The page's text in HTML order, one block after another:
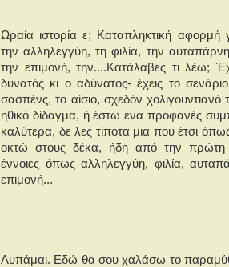
Ωραία ιστορία ε; Καταπληκτική αφορμή
την αλληλεγγύη, τη φιλία, την
την επιμονή, την....Κατάλαβες τι λέω;
δυνατός κι ο αδύνατος- έχεις το
σασπένς, το αίσιο, σχεδόν χολιγουντιανό
ηθικό δίδαγμα, ή έστω ένα προφανές
καλύτερα, δε λες τίποτα μια που έτσι
οκτώ στους δέκα, ήδη από την πρώτη
έννοιες όπως αλληλεγγύη, φιλία,
επιμονή...
Λυπάμαι. Εδώ θα σου χαλάσω το